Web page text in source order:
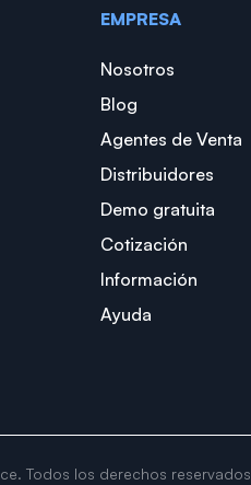
EMPRESA
Nosotros
Blog
Agentes de Venta
Distribuidores
Demo gratuita
Cotización
Información
Ayuda
Todos los derechos reservados